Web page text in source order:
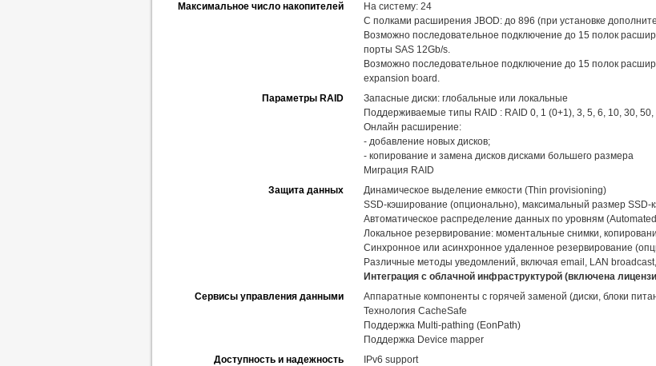
Максимальное число накопителей
На систему: 24
С полками расширения JBOD: до 896 (при установке
Возможно последовательное подключение до 15 полок
порты SAS 12Gb/s.
Возможно последовательное подключение до 15 полок
expansion board.
Параметры RAID
Запасные диски: глобальные или локальные
Поддерживаемые типы RAID : RAID 0, 1 (0+1), 3, 5, 6, 10, 30, 50,
Онлайн расширение:
- добавление новых дисков;
- копирование и замена дисков дисками большего размера
Миграция RAID
Защита данных
Динамическое выделение емкости (Thin provisioning)
SSD-кэширование (опционально), максимальный размер SSD-
Автоматическое распределение данных по уровням
Локальное резервирование: моментальные снимки,
Синхронное или асинхронное удаленное резервирование
Различные методы уведомлений, включая email, LAN
Интеграция с облачной инфраструктурой (включена
Сервисы управления данными
Аппаратные компоненты с горячей заменой (диски, блоки
Технология CacheSafe
Поддержка Multi-pathing (EonPath)
Поддержка Device mapper
Доступность и надежность
IPv6 support